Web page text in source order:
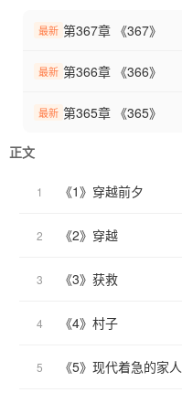
最新 第367章 《367》
最新 第366章 《366》
最新 第365章 《365》
正文
1 《1》穿越前夕
2 《2》穿越
3 《3》获救
4 《4》村子
5 《5》现代着急的家人